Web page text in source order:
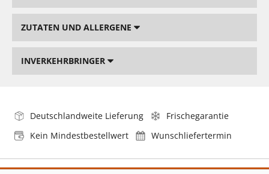
ZUTATEN UND ALLERGENE
INVERKEHRBRINGER
Deutschlandweite Lieferung
Frischegarantie
Kein Mindestbestellwert
Wunschliefertermin